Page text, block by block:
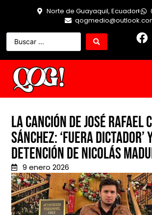
Norte de Guayaquil, Ecuador
La Canción de José Rafael
Sánchez: ‘Fuera Dictador’
Detención de Nicolás
9 enero 2026